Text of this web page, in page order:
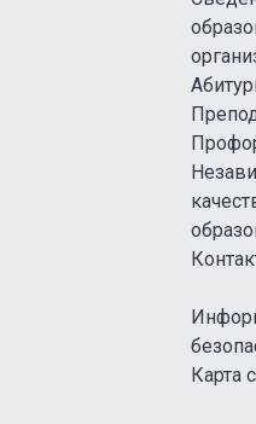
Карта